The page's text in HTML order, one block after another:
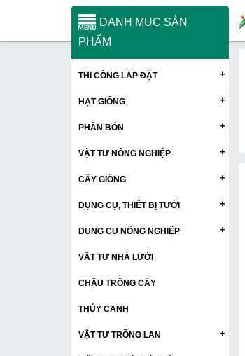
DANH MỤC SẢN
PHẨM
THI CÔNG LẮP ĐẶT +
HẠT GIỐNG +
PHÂN BÓN +
VẬT TƯ NÔNG NGHIỆP +
CÂY GIỐNG +
DỤNG CỤ, THIẾT BỊ TƯỚI +
DỤNG CỤ NÔNG NGHIỆP +
VẬT TƯ NHÀ LƯỚI
CHẬU TRỒNG CÂY
THỦY CANH
VẬT TƯ TRỒNG LAN +